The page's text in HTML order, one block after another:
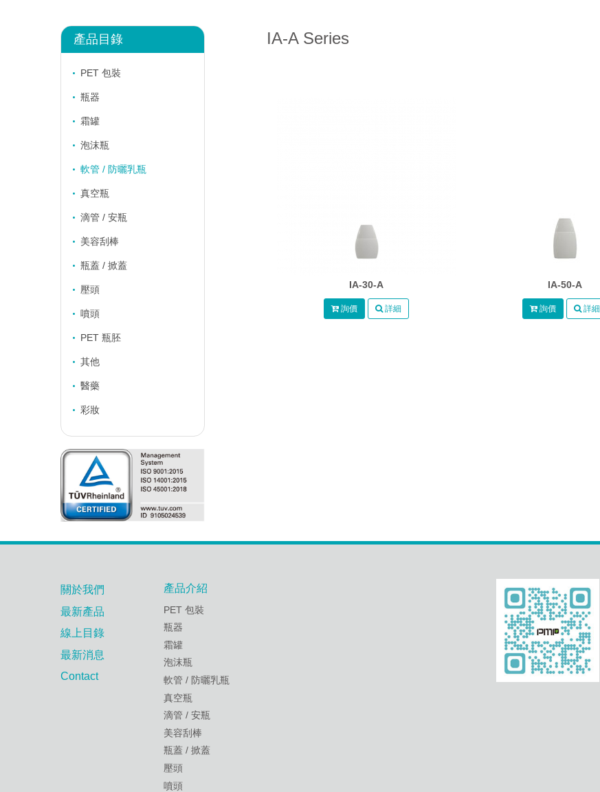
IA-A Series
IA-30-A
詢價 詳細
IA-50-A
詢價 詳細
產品目錄
PET 包裝
瓶器
霜罐
泡沫瓶
軟管 / 防曬乳瓶
真空瓶
滴管 / 安瓶
美容刮棒
瓶蓋 / 掀蓋
壓頭
噴頭
PET 瓶胚
其他
醫藥
彩妝
關於我們
最新產品
線上目錄
最新消息
Contact
產品介紹
PET 包裝
瓶器
霜罐
泡沫瓶
軟管 / 防曬乳瓶
真空瓶
滴管 / 安瓶
美容刮棒
瓶蓋 / 掀蓋
壓頭
噴頭